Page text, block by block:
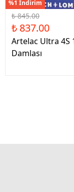
%1 İndirim
₺ 845.00
₺ 837.00
Artelac Ultra 4S
Damlası